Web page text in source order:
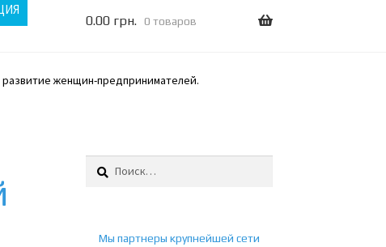
0.00 грн. 0 товаров
женщин-предпринимателей.
Найти:
Мы партнеры крупнейшей сети